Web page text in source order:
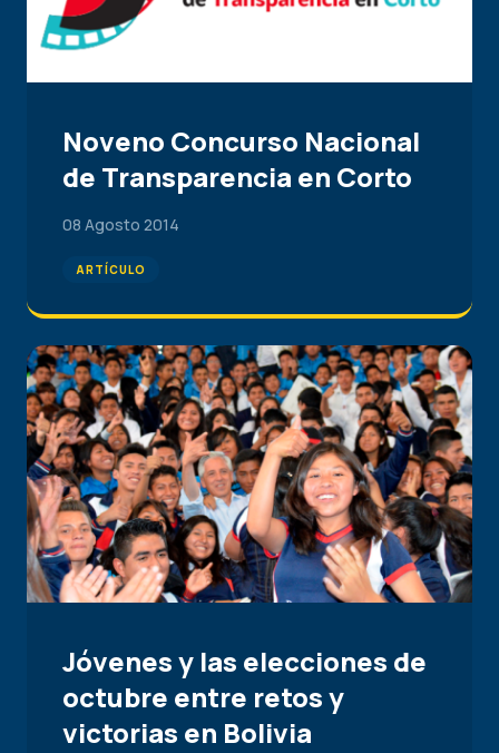
Noveno Concurso Nacional
de Transparencia en Corto
08 Agosto 2014
ARTÍCULO
Jóvenes y las elecciones de
octubre entre retos y
victorias en Bolivia